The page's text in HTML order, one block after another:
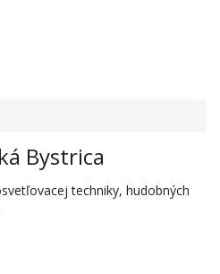
› Cesound, Považská
Bystrica
techniky, hudobných